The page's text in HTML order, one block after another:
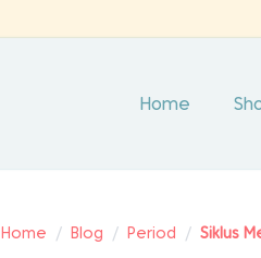
Home
Home / Blog / Period / Siklus